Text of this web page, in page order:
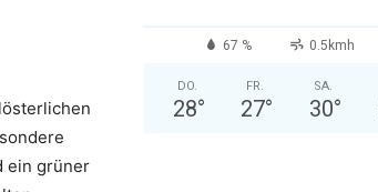
ein grüner
67 % 0.5kmh
DO.
28°
FR.
27°
SA.
30°